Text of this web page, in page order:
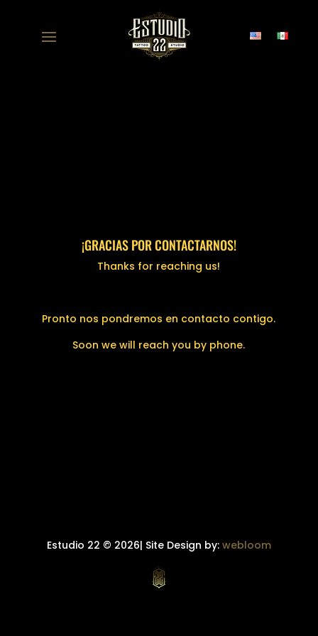
¡GRACIAS POR CONTACTARNOS!
Thanks for reaching us!
Pronto nos pondremos en contacto contigo.
Soon we will reach you by phone.
Estudio 22 © 2026| Site Design by: webloom